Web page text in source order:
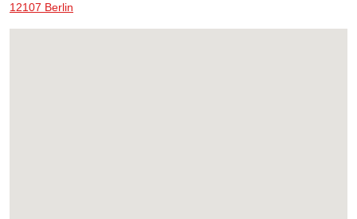
12107 Berlin